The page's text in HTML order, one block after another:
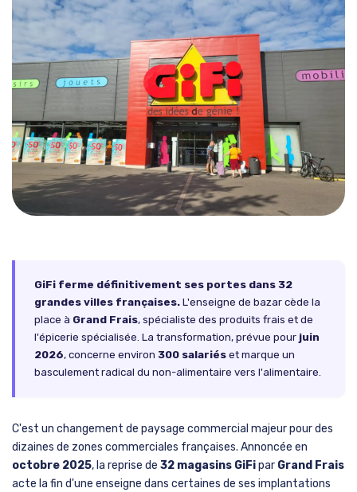
GiFi ferme définitivement ses portes dans 32
grandes villes françaises. L'enseigne de bazar cède la
place à Grand Frais, spécialiste des produits frais et de
l'épicerie spécialisée. La transformation, prévue pour juin
2026, concerne environ 300 salariés et marque un
basculement radical du non-alimentaire vers l'alimentaire.
C'est un changement de paysage commercial majeur pour des
dizaines de zones commerciales françaises. Annoncée en
octobre 2025, la reprise de 32 magasins GiFipar Grand Frais
acte la fin d'une enseigne dans certaines de ses implantations